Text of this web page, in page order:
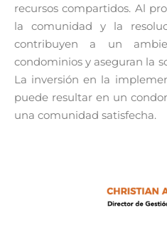
recursos compartidos. Al
la comunidad y la
contribuyen a un
condominios y aseguran la
La inversión en la
puede resultar en un
una comunidad satisfecha.